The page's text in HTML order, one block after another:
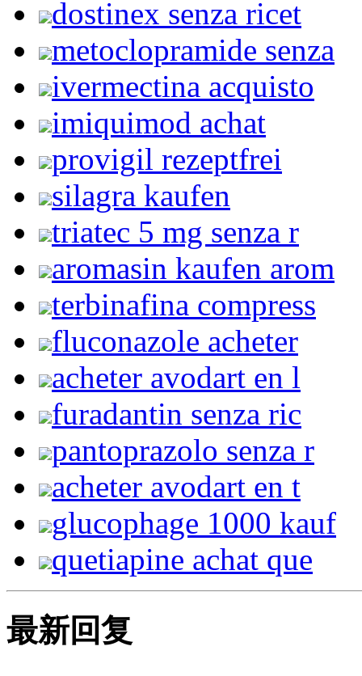
dostinex senza ricet
metoclopramide senza
ivermectina acquisto
imiquimod achat
provigil rezeptfrei
silagra kaufen
triatec 5 mg senza r
aromasin kaufen arom
terbinafina compress
fluconazole acheter
acheter avodart en l
furadantin senza ric
pantoprazolo senza r
acheter avodart en t
glucophage 1000 kauf
quetiapine achat que
最新回复